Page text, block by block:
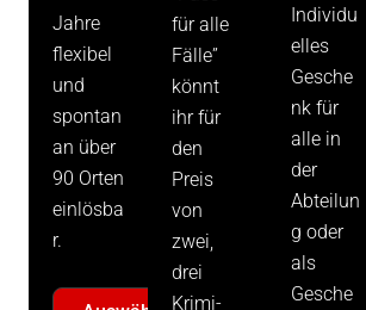
Jahre
flexibel
und
spontan
an über
90 Orten
einlösba
r.
für alle
Fälle”
könnt
ihr für
den
Preis
von
zwei,
drei
Krimi-
Individu
elles
Gesche
nk für
alle in
der
Abteilun
g oder
als
Gesche